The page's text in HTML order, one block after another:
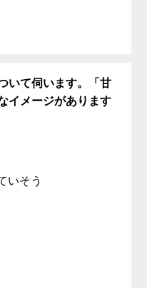
いて伺います。「甘
イメージがあります
いそう